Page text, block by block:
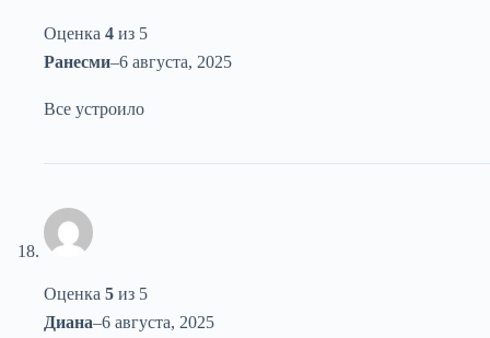
Оценка 4 из 5
Ранесми–6 августа, 2025
Все устроило
Оценка 5 из 5
Диана–6 августа, 2025